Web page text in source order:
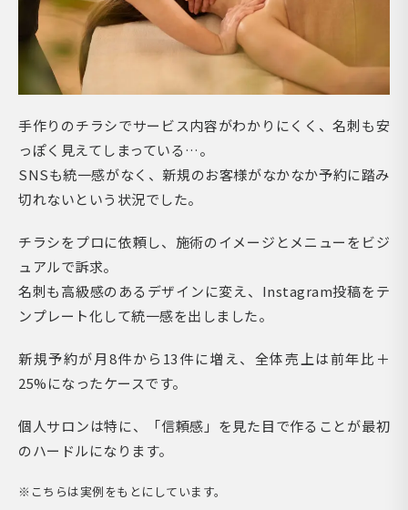
手作りのチラシでサービス内容がわかりにくく、名刺も安
っぽく見えてしまっている…。
SNSも統一感がなく、新規のお客様がなかなか予約に踏み
切れないという状況でした。
チラシをプロに依頼し、施術のイメージとメニューをビジ
ュアルで訴求。
名刺も高級感のあるデザインに変え、Instagram投稿をテ
ンプレート化して統一感を出しました。
新規予約が月8件から13件に増え、全体売上は前年比＋
25%になったケースです。
個人サロンは特に、「信頼感」を見た目で作ることが最初
のハードルになります。
※こちらは実例をもとにしています。